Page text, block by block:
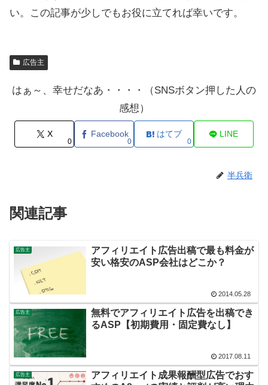
い。この記事が少しでもお役に立てれば幸いです。
広告主
はぁ～、幸せだなあ・・・・（SNSボタン押した人の
感想）
X
0
Facebook
0
はてブ
0
LINE
半兵衛
関連記事
広告主
アフィリエイト広告出稿で最も料金が
安い格安のASP会社はどこか？
2014.05.28
広告主
無料でアフィリエイト広告を出稿でき
るASP【初期費用・固定費なし】
2017.08.11
広告主
アフィリエイト成果報酬型広告でおす